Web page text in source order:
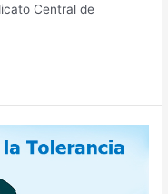
Central de